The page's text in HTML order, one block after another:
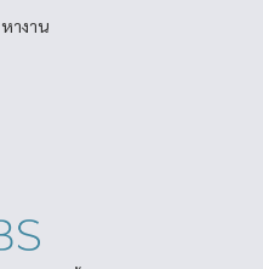
หางาน